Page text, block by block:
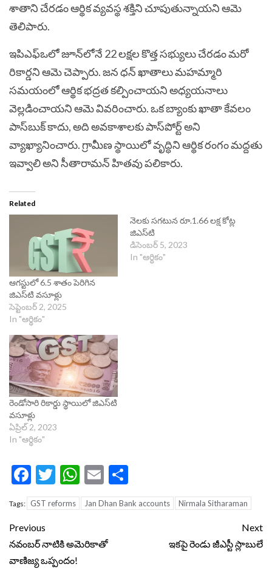
శాతాని చేరడం ఆర్థిక వ్యవస్థ శక్తిని చూపుతున్నాయని ఆమె
తెలిపారు.
ఇపిఎఫ్‌ఒలో జూన్‌లోనే 22 లక్షల కొత్త సభ్యులు చేరడం మరో
రికార్డని ఆమె చెప్పారు.జన ధన్ ఖాతాలు మహమ్మారి
సమయంలో ఆర్థిక భద్రత కల్పించాయని అధ్యయనాలు
వెల్లడించాయని ఆమె వివరించారు. ఒక బ్యాంకు ఖాతా కేవలం
పాస్‌బుక్ కాదు, అది అవకాశాలకు పాస్‌పోర్ట్ అని
వ్యాఖ్యానించారు. గ్రామీణ స్థాయిలో వృద్ధిని ఆర్థిక రంగం మద్దతు
ఇవ్వాలి అని సీతారామన్ హితవు పలికారు.
Related
ఆగస్టులో 6.5 శాతం పెరిగిన
జిఎస్‌టి వసూళ్లు
సెప్టెంబర్ 2, 2025
In "ఆర్థికం"
నెలకు సగటున రూ.1.66 లక్ష కోట్ల
జిఎస్‌టి
డిసెంబర్ 5, 2023
In "ఆర్థికం"
రెండోసారి రికార్డు స్థాయిలో జిఎస్‌టి
వసూళ్లు
ఏప్రిల్ 2, 2023
In "ఆర్థికం"
Facebook
Twitter
WhatsApp
Email
Tags: GST reforms Jan Dhan Bank accounts Nirmala Sitharaman
Continue
Reading
Previous
నవంబర్ నాటికి అమెరికాతో
వాణిజ్య ఒప్పందం!
Next
ఇకపై రెండు జీఎస్టీ స్లాబులే